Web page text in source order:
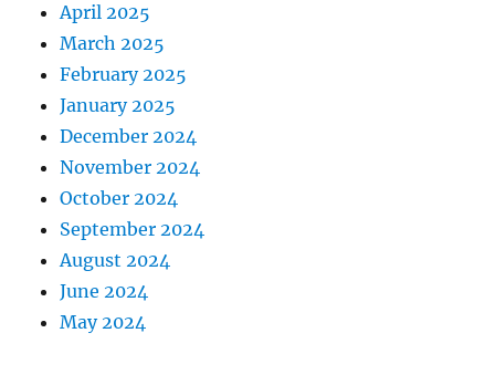
April 2025
March 2025
February 2025
January 2025
December 2024
November 2024
October 2024
September 2024
August 2024
June 2024
May 2024